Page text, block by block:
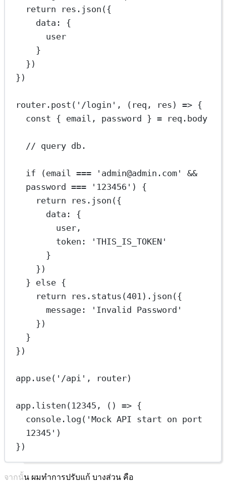
return res. json ({
data: {
user
}
})
})
router. post ( '/login' , ( req , res ) => {
const { email , password } = req.body
// query db.
if (email === 'admin@admin.com'
&&
password === '123456' ) {
return res. json ({
data: {
user,
token:
'THIS_IS_TOKEN'
}
})
} else {
return res. status (401 ). json ({
message:
'Invalid Password'
})
}
})
app. use( '/api' , router)
app. listen ( 12345 , () => {
console. log ( 'Mock API start on port
12345' )
})
จากนั้น ผมทำการปรับแก้ บางส่วน คือ